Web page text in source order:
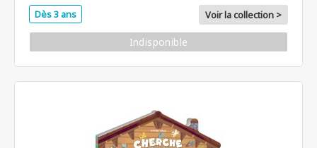
Dès 3 ans Voir la collection >
Indisponible